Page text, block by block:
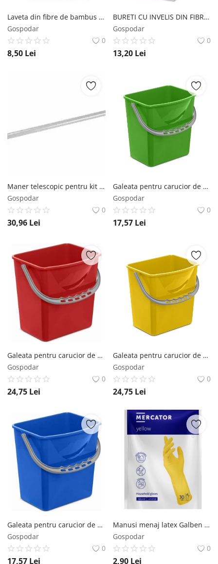
Laveta din fibre de bambus ultra-absorbanta Sano 1 buc Sano
Gospodar
0
8,50 Lei
BURETI CU INVELIS DIN FIBRE DE OTEL INOXIDABIL SANO Sano
Gospodar
0
13,20 Lei
Maner telescopic pentru kit UltraSpin mini Vileda
Gospodar
0
30,96 Lei
Galeata pentru carucior de curatenie profesional culoare verde 6L
Gospodar
0
17,57 Lei
Galeata pentru carucior de curatenie profesional culoare rosie 6L
Gospodar
0
24,75 Lei
Galeata pentru carucior de curatenie profesional culoare galbena 6L
Gospodar
0
24,75 Lei
Galeata pentru carucior de curatenie profesional culoare albastra 6L
Gospodar
0
17,57 Lei
Manusi menaj latex Galben 2 buc/ pachet Mercator Medical
Gospodar
0
2,90 Lei